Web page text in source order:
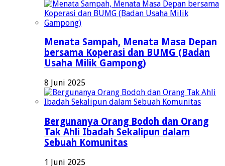
Menata Sampah, Menata Masa Depan
bersama Koperasi dan BUMG (Badan
Usaha Milik Gampong)
8 Juni 2025
Bergunanya Orang Bodoh dan Orang
Tak Ahli Ibadah Sekalipun dalam
Sebuah Komunitas
1 Juni 2025